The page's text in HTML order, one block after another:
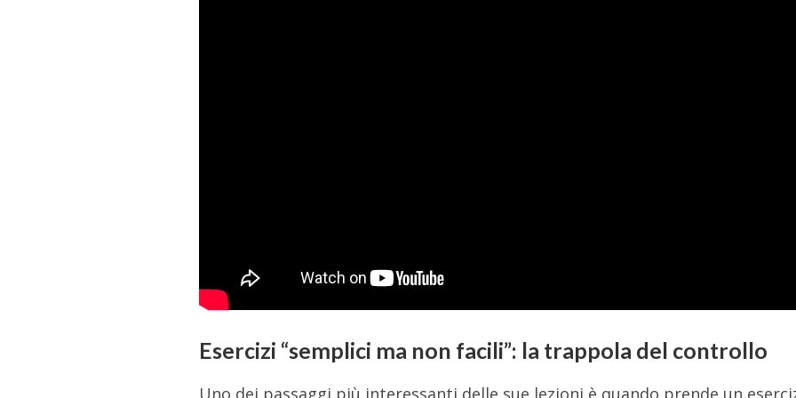
Esercizi “semplici ma non facili”: la trappola del controllo
Uno dei passaggi più interessanti delle sue lezioni è quando prende un